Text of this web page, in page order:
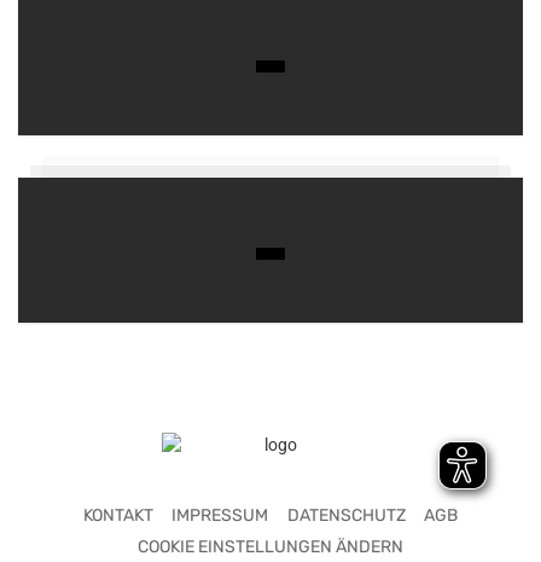
KONTAKT IMPRESSUM DATENSCHUTZ
AGB
COOKIE EINSTELLUNGEN ÄNDERN